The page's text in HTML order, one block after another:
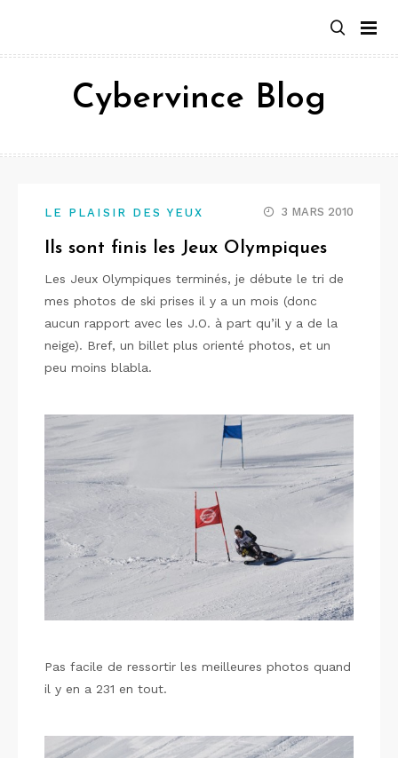
contenu
Cybervince Blog
LE PLAISIR DES YEUX 3 MARS 2010
Ils sont finis les Jeux Olympiques
Les Jeux Olympiques terminés, je débute le tri de
mes photos de ski prises il y a un mois (donc
aucun rapport avec les J.O. à part qu’il y a de la
neige). Bref, un billet plus orienté photos, et un
peu moins blabla.
Pas facile de ressortir les meilleures photos quand
il y en a 231 en tout.